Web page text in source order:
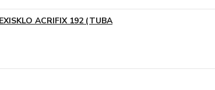
ACRIFIX 192 (TUBA